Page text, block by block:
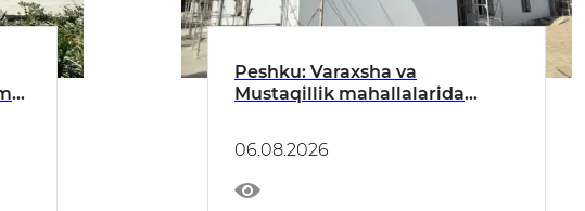
Peshku: Varaxsha va
Mustaqillik mahallalarida
06.08.2026